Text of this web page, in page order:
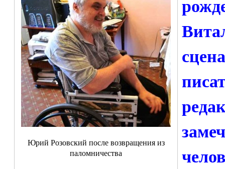
Юрий Розовский после возвращения из
паломничества